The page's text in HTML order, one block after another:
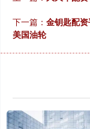
下一篇： 金钥匙配
美国油轮